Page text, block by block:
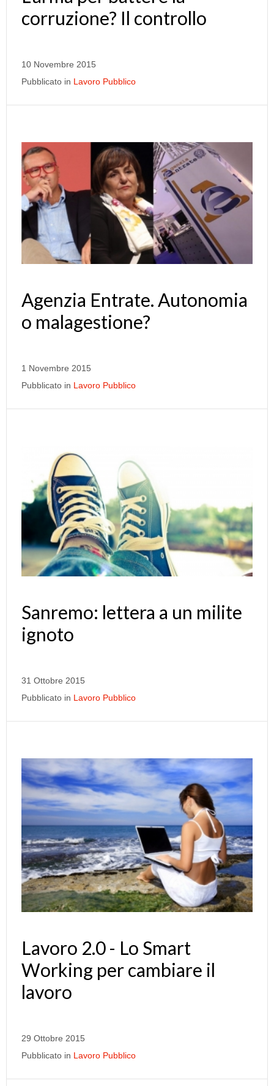
corruzione? Il controllo
10 Novembre 2015
Pubblicato in Lavoro Pubblico
Agenzia Entrate. Autonomia
o malagestione?
1 Novembre 2015
Pubblicato in Lavoro Pubblico
Sanremo: lettera a un milite
ignoto
31 Ottobre 2015
Pubblicato in Lavoro Pubblico
Lavoro 2.0 - Lo Smart
Working per cambiare il
lavoro
29 Ottobre 2015
Pubblicato in Lavoro Pubblico